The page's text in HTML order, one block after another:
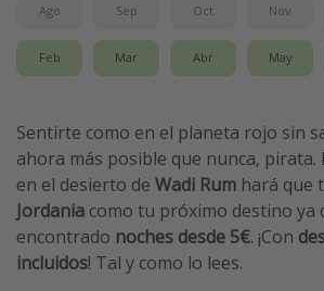
Hoteles más hot de España
Guía de equipaje de mano
Viaja con musicales
El Rey León el musical
Harry Potter en Londres y otros
Eventos deportivos
Ago Sep Oct Nov
Feb Mar Abr May
Sentirte como en el planeta rojo sin
ahora más posible que nunca, pirata.
en el desierto de Wadi Rum hará que
Jordania como tu próximo destino ya
encontrado noches desde 5€. ¡Con
incluidos! Tal y como lo lees.